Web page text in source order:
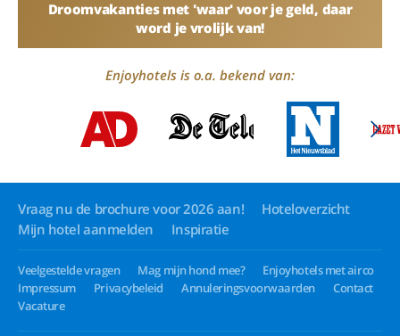
Droomvakanties met 'waar' voor je geld, daar
word je vrolijk van!
Enjoyhotels is o.a. bekend van:
Vraag nu de brochure voor 2026 aan!
Hoteloverzicht
Mijn hotel aanmelden
Inspiratie
Veelgestelde vragen Mag mijn hond mee?
Enjoyhotels met airco
Impressum
Privacybeleid Annuleringsvoorwaarden
Contact
Vacature